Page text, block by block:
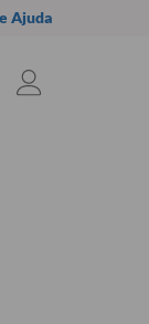
Ajuda